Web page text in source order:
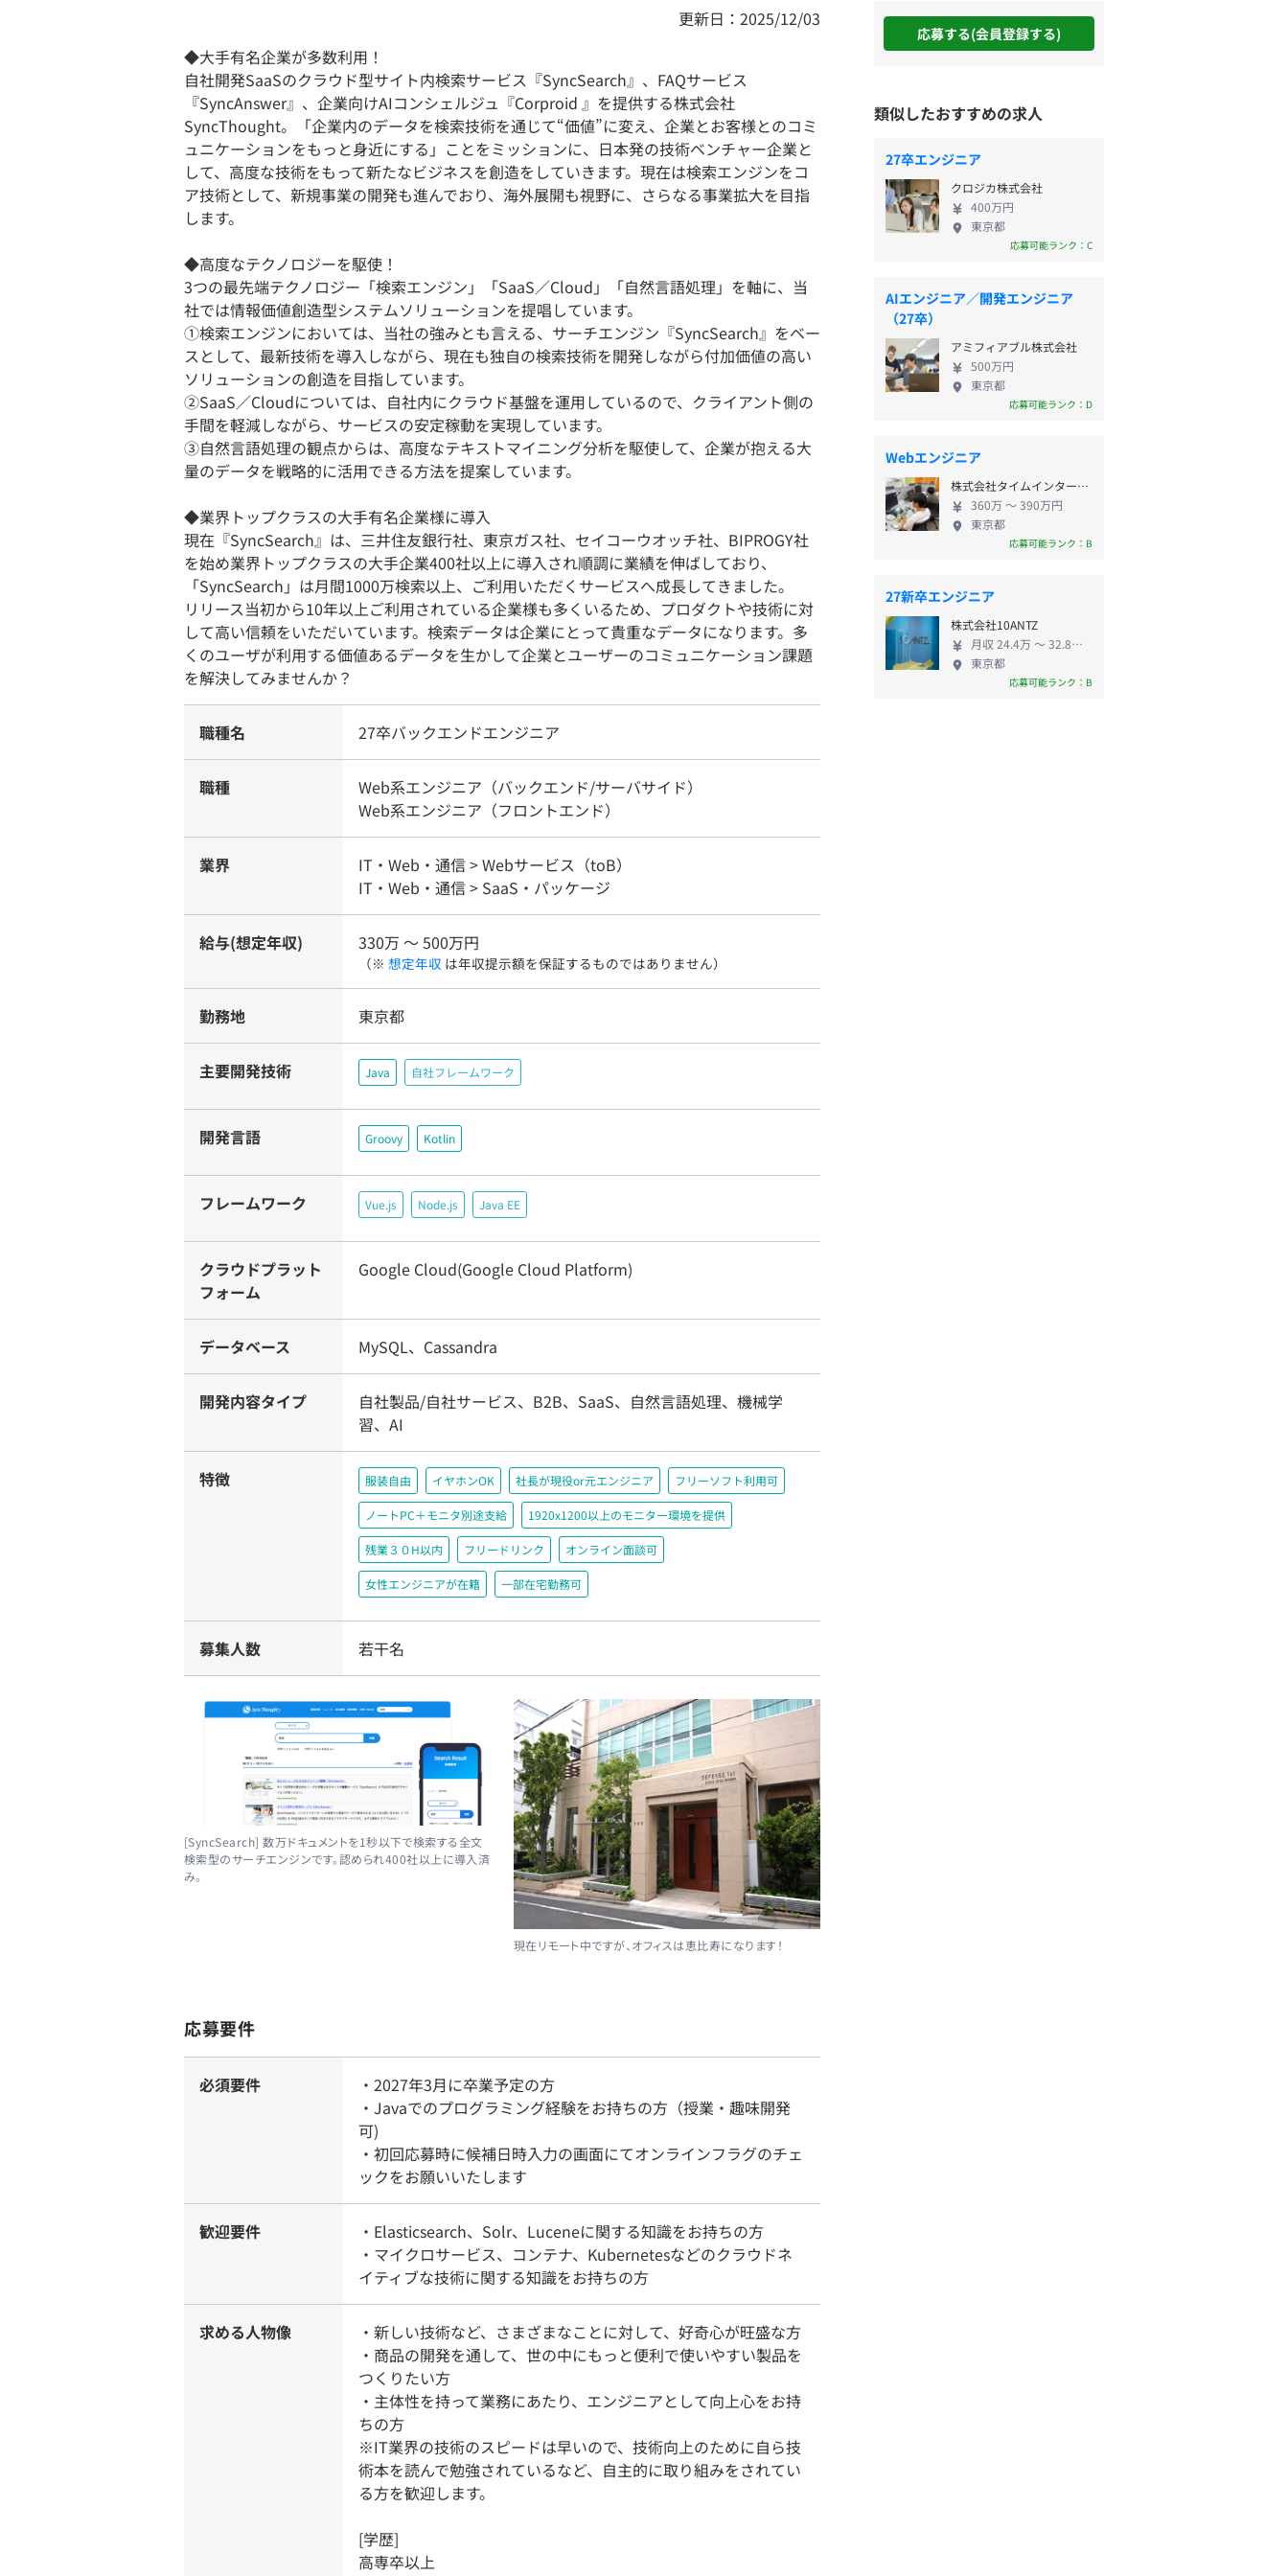
更新日：2025/12/03
◆大手有名企業が多数利用！
自社開発SaaSのクラウド型サイト内検索サービス『SyncSearch』、FAQサービス
『SyncAnswer』、企業向けAIコンシェルジュ『Corproid 』を提供する株式会社
SyncThought。「企業内のデータを検索技術を通じて“価値”に変え、企業とお客様とのコミ
ュニケーションをもっと身近にする」ことをミッションに、日本発の技術ベンチャー企業と
して、高度な技術をもって新たなビジネスを創造をしていきます。現在は検索エンジンをコ
ア技術として、新規事業の開発も進んでおり、海外展開も視野に、さらなる事業拡大を目指
します。
◆高度なテクノロジーを駆使！
3つの最先端テクノロジー「検索エンジン」「SaaS／Cloud」「自然言語処理」を軸に、当
社では情報価値創造型システムソリューションを提唱しています。
①検索エンジンにおいては、当社の強みとも言える、サーチエンジン『SyncSearch』をベー
スとして、最新技術を導入しながら、現在も独自の検索技術を開発しながら付加価値の高い
ソリューションの創造を目指しています。
②SaaS／Cloudについては、自社内にクラウド基盤を運用しているので、クライアント側の
手間を軽減しながら、サービスの安定稼動を実現しています。
③自然言語処理の観点からは、高度なテキストマイニング分析を駆使して、企業が抱える大
量のデータを戦略的に活用できる方法を提案しています。
◆業界トップクラスの大手有名企業様に導入
現在『SyncSearch』は、三井住友銀行社、東京ガス社、セイコーウオッチ社、BIPROGY社
を始め業界トップクラスの大手企業400社以上に導入され順調に業績を伸ばしており、
「SyncSearch」は月間1000万検索以上、ご利用いただくサービスへ成長してきました。
リリース当初から10年以上ご利用されている企業様も多くいるため、プロダクトや技術に対
して高い信頼をいただいています。検索データは企業にとって貴重なデータになります。多
くのユーザが利用する価値あるデータを生かして企業とユーザーのコミュニケーション課題
を解決してみませんか？
職種名 27卒バックエンドエンジニア
職種
Web系エンジニア（バックエンド/サーバサイド）
Web系エンジニア（フロントエンド）
業界
IT・Web・通信 > Webサービス（toB）
IT・Web・通信 > SaaS・パッケージ
給与(想定年収) 330万 〜 500万円
（※ 想定年収 は年収提示額を保証するものではありません）
勤務地 東京都
主要開発技術 Java 自社フレームワーク
開発言語 Groovy Kotlin
フレームワーク Vue.js Node.js Java EE
クラウドプラット
フォーム
Google Cloud(Google Cloud Platform)
データベース MySQL、Cassandra
開発内容タイプ
自社製品/自社サービス、B2B、SaaS、自然言語処理、機械学
習、AI
特徴 服装自由 イヤホンOK 社長が現役or元エンジニア フリーソフト利用可
ノートPC＋モニタ別途支給 1920x1200以上のモニター環境を提供
残業３０H以内 フリードリンク オンライン面談可
女性エンジニアが在籍 一部在宅勤務可
募集人数 若干名
[SyncSearch] 数万ドキュメントを1秒以下で検索する全文
検索型のサーチエンジンです。認められ400社以上に導入済
み。
現在リモート中ですが、オフィスは恵比寿になります！
応募要件
必須要件
・2027年3月に卒業予定の方
・Javaでのプログラミング経験をお持ちの方（授業・趣味開発
可)
・初回応募時に候補日時入力の画面にてオンラインフラグのチェ
ックをお願いいたします
歓迎要件
・Elasticsearch、Solr、Luceneに関する知識をお持ちの方
・マイクロサービス、コンテナ、Kubernetesなどのクラウドネ
イティブな技術に関する知識をお持ちの方
求める人物像
・新しい技術など、さまざまなことに対して、好奇心が旺盛な方
・商品の開発を通して、世の中にもっと便利で使いやすい製品を
つくりたい方
・主体性を持って業務にあたり、エンジニアとして向上心をお持
ちの方
※IT業界の技術のスピードは早いので、技術向上のために自ら技
術本を読んで勉強されているなど、自主的に取り組みをされてい
る方を歓迎します。
[学歴]
高専卒以上
応募する(会員登録する)
類似したおすすめの求人
27卒エンジニア
クロジカ株式会社
400万円
東京都
応募可能ランク：C
AIエンジニア／開発エンジニア
（27卒）
アミフィアブル株式会社
500万円
東京都
応募可能ランク：D
Webエンジニア
株式会社タイムインターメディア
360万 〜 390万円
東京都
応募可能ランク：B
27新卒エンジニア
株式会社10ANTZ
月収 24.4万 〜 32.8万円
東京都
応募可能ランク：B